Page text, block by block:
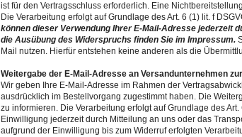
ist für den Vertragsschluss erforderlich. Eine
Die Verarbeitung erfolgt auf Grundlage des Art. 6 (1) lit. f
können dieser Verwendung Ihrer E-Mail-Adresse jederzeit
die Ausübung des Widerspruchs finden Sie im Impressum.
Mail nutzen. Hierfür entstehen keine anderen als die
Weitergabe der E-Mail-Adresse an Versandunternehmen
Wir geben Ihre E-Mail-Adresse im Rahmen der
ausdrücklich im Bestellvorgang zugestimmt haben. Die
zu informieren. Die Verarbeitung erfolgt auf Grundlage des
Einwilligung jederzeit durch Mitteilung an uns oder das
aufgrund der Einwilligung bis zum Widerruf erfolgten